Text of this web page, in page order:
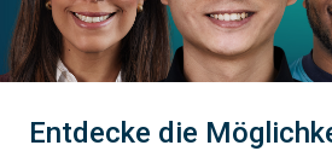
Entdecke die